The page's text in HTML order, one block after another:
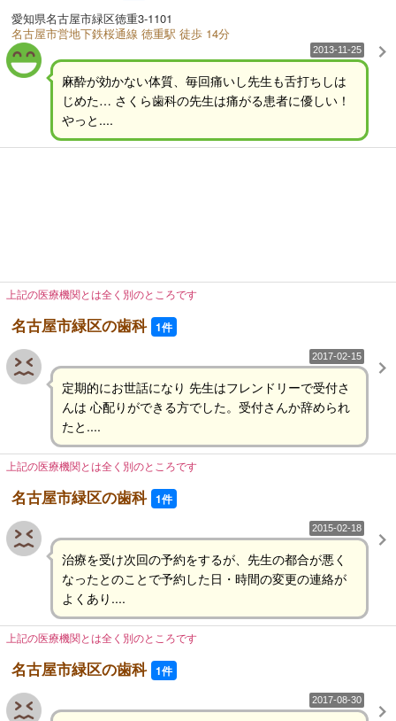
愛知県名古屋市緑区徳重3-1101
名古屋市営地下鉄桜通線 徳重駅 徒歩 14分
2013-11-25
麻酔が効かない体質、毎回痛いし先生も舌打ちしは
じめた… さくら歯科の先生は痛がる患者に優しい！
やっと....
上記の医療機関とは全く別のところです
名古屋市緑区の歯科 1件
2017-02-15
定期的にお世話になり 先生はフレンドリーで受付さ
んは 心配りができる方でした。受付さんか辞められ
たと....
上記の医療機関とは全く別のところです
名古屋市緑区の歯科 1件
2015-02-18
治療を受け次回の予約をするが、先生の都合が悪く
なったとのことで予約した日・時間の変更の連絡が
よくあり....
上記の医療機関とは全く別のところです
名古屋市緑区の歯科 1件
2017-08-30